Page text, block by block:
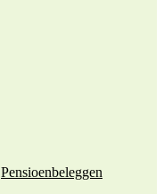
Pensioenbeleggen